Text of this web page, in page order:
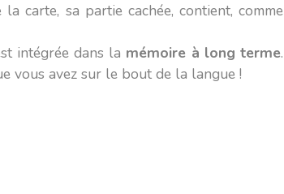
carte, sa partie cachée, contient, comme
intégrée dans la mémoire à long terme.
vous avez sur le bout de la langue !